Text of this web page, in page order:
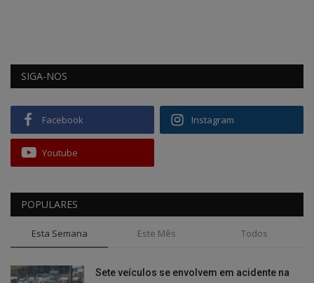
SIGA-NOS
Facebook Instagram
Youtube
POPULARES
Esta Semana Este Mês Todos
Sete veículos se envolvem em acidente na